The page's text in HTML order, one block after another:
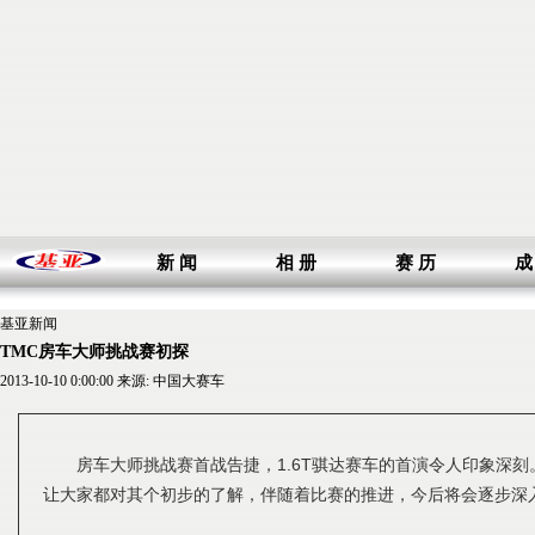
新 闻 相 册 赛 历
基亚新闻
TMC房车大师挑战赛初探
2013-10-10 0:00:00 来源: 中国大赛车
房车大师挑战赛首战告捷，1.6T骐达赛车的首演令人印象深
让大家都对其个初步的了解，伴随着比赛的推进，今后将会逐步